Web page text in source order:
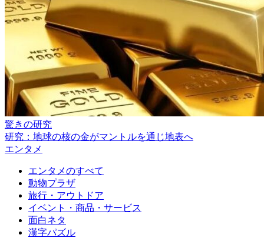
驚きの研究
研究：地球の核の金がマントルを通じ地表へ
エンタメ
エンタメのすべて
動物プラザ
旅行・アウトドア
イベント・商品・サービス
面白ネタ
漢字パズル